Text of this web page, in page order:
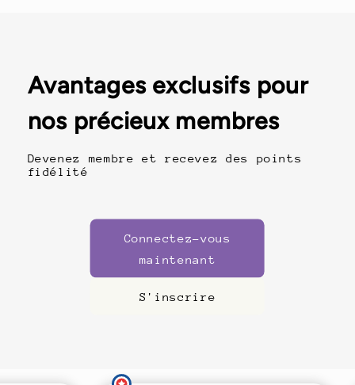
Avantages exclusifs pour
nos précieux membres
Devenez membre et recevez des points
fidélité
Connectez-vous
maintenant
S'inscrire